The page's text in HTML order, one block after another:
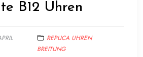
B12 Uhren
REPLICA UHREN
BREITLING